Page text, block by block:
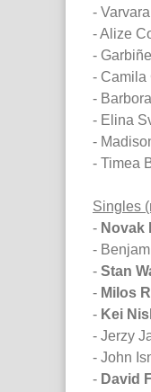
-
- Alize
-
- Camila
-
- Elina
-
- Timea
Singles
- Novak
-
- Stan
- Milos
- Kei
- Jerzy
- John
- David